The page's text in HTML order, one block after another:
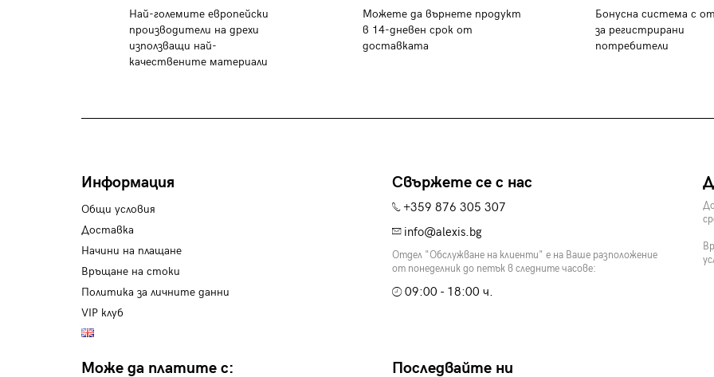
Най-големите европейски
производители на дрехи
използващи най-
качествените материали
Можете да върнете продукт
в 14-дневен срок от
доставката
Бонусна система с
за регистрирани
потребители
Информация
Общи условия
Доставка
Начини на плащане
Връщане на стоки
Политика за личните данни
VIP клуб
Свържете се с нас
+359 876 305 307
info@alexis.bg
Отдел "Обслужване на клиенти" е на Ваше разположение
от понеделник до петък в следните часове:
09:00 - 18:00 ч.
Може да платите с: Последвайте ни